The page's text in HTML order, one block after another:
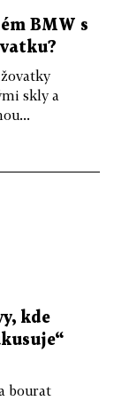
BMW s
skly a
kde
bourat